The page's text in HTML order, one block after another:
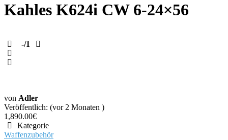
Kahles K624i CW 6-24×56
-/1
von Adler
Veröffentlich: (vor 2 Monaten )
1,890.00€
Kategorie
Waffenzubehör